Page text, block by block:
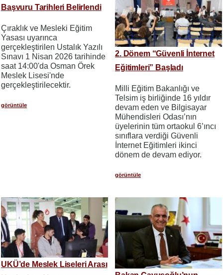
Başvuru Tarihleri Belirlendi
Çıraklık ve Mesleki Eğitim
Yasası uyarınca
gerçekleştirilen Ustalık Yazılı
Sınavı 1 Nisan 2026 tarihinde
saat 14:00'da Osman Örek
Meslek Lisesi'nde
gerçekleştirilecektir.
görüntüle
2. Dönem “Güvenli İnternet
Eğitimleri” Başladı
Milli Eğitim Bakanlığı ve
Telsim iş birliğinde 16 yıldır
devam eden ve Bilgisayar
Mühendisleri Odası’nın
üyelerinin tüm ortaokul 6’ıncı
sınıflara verdiği Güvenli
İnternet Eğitimleri ikinci
dönem de devam ediyor.
görüntüle
UKÜ’de Meslek Liseleri Arası